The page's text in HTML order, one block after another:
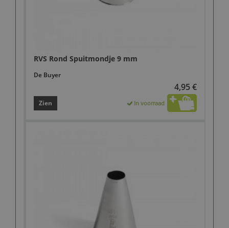
RVS Rond Spuitmondje 9 mm
De Buyer
4,95 €
Zien In voorraad